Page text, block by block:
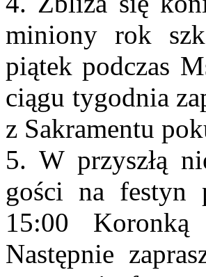
miniony rok
piątek podczas
ciągu tygodnia
z Sakramentu
5. W przyszłą
gości na festyn
15:00
Następnie